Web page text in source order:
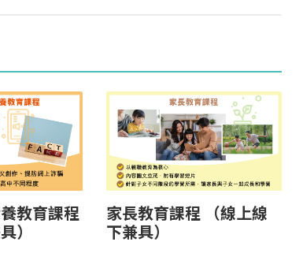
教育課程
）
家長教育課程 （線上線
下兼具）